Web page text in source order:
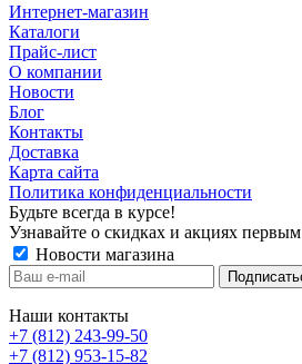
Интернет-магазин
Каталоги
Прайс-лист
О компании
Новости
Блог
Контакты
Доставка
Карта сайта
Политика конфиденциальности
Будьте всегда в курсе!
Узнавайте о скидках и акциях первым
Новости магазина
Наши контакты
+7 (812) 243-99-50
+7 (812) 953-15-82